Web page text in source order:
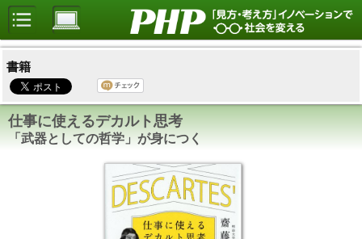
書籍
仕事に使えるデカルト思考
「武器としての哲学」が身につく